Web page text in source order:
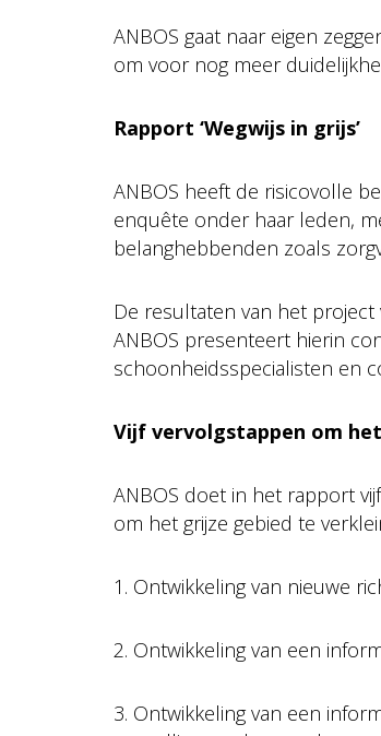
ANBOS gaat naar eigen
om voor nog meer
Rapport ‘Wegwijs in grijs’
ANBOS heeft de risicovolle
enquête onder haar leden,
belanghebbenden zoals
De resultaten van het project
ANBOS presenteert hierin
schoonheidsspecialisten en
Vijf vervolgstappen om
ANBOS doet in het rapport
om het grijze gebied te
1. Ontwikkeling van nieuwe
2. Ontwikkeling van een
3. Ontwikkeling van een